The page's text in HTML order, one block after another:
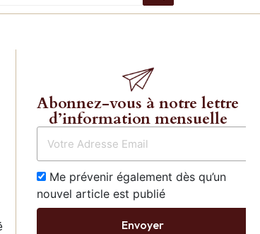
Abonnez-vous à notre lettre
d’information mensuelle
Me prévenir également dès qu’un
nouvel article est publié
Envoyer